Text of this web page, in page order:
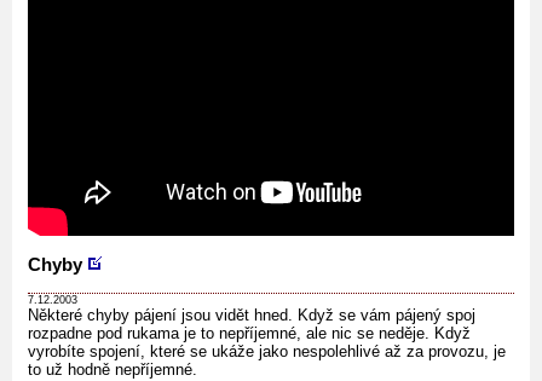
Chyby
7.12.2003
Některé chyby pájení jsou vidět hned. Když se vám pájený spoj
rozpadne pod rukama je to nepříjemné, ale nic se neděje. Když
vyrobíte spojení, které se ukáže jako nespolehlivé až za provozu, je
to už hodně nepříjemné.